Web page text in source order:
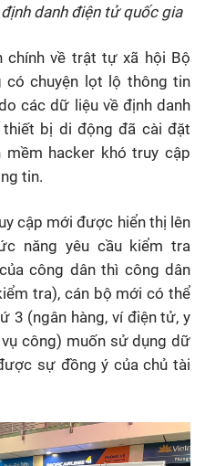
danh điện tử quốc gia
chính về trật tự xã hội Bộ
có chuyện lọt lộ thông tin
các dữ liệu về định danh
bị di động đã cài đặt
mềm hacker khó truy cập
tin.
cập mới được hiển thị lên
năng yêu cầu kiểm tra
công dân thì công dân
tra), cán bộ mới có thể
3 (ngân hàng, ví điện tử, y
công) muốn sử dụng dữ
sự đồng ý của chủ tài